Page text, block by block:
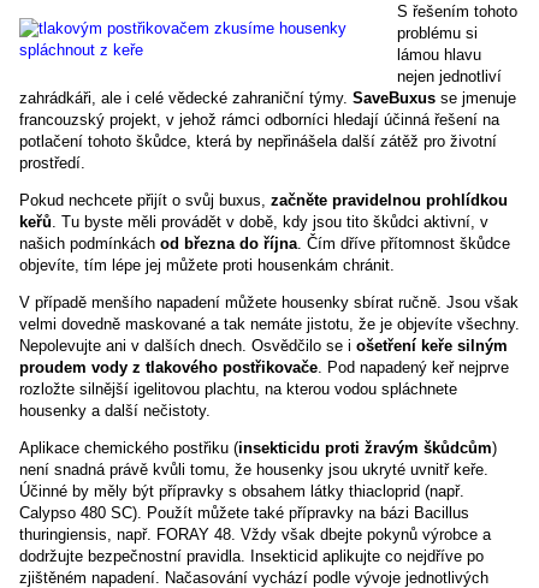
S řešením tohoto
problému si
lámou hlavu
nejen jednotliví
zahrádkáři, ale i celé vědecké zahraniční týmy. SaveBuxus se jmenuje
francouzský projekt, v jehož rámci odborníci hledají účinná řešení na
potlačení tohoto škůdce, která by nepřinášela další zátěž pro životní
prostředí.
Pokud nechcete přijít o svůj buxus, začněte pravidelnou prohlídkou
keřů . Tu byste měli provádět v době, kdy jsou tito škůdci aktivní, v
našich podmínkách od března do října . Čím dříve přítomnost škůdce
objevíte, tím lépe jej můžete proti housenkám chránit.
V případě menšího napadení můžete housenky sbírat ručně. Jsou však
velmi dovedně maskované a tak nemáte jistotu, že je objevíte všechny.
Nepolevujte ani v dalších dnech. Osvědčilo se i ošetření keře silným
proudem vody z tlakového postřikovače . Pod napadený keř nejprve
rozložte silnější igelitovou plachtu, na kterou vodou spláchnete
housenky a další nečistoty.
Aplikace chemického postřiku (insekticidu proti žravým škůdcům)
není snadná právě kvůli tomu, že housenky jsou ukryté uvnitř keře.
Účinné by měly být přípravky s obsahem látky thiacloprid (např.
Calypso 480 SC). Použít můžete také přípravky na bázi Bacillus
thuringiensis, např. FORAY 48. Vždy však dbejte pokynů výrobce a
dodržujte bezpečnostní pravidla. Insekticid aplikujte co nejdříve po
zjištěném napadení. Načasování vychází podle vývoje jednotlivých